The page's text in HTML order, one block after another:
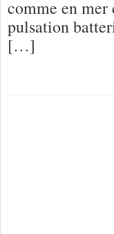
comme en mer
pulsation
[…]